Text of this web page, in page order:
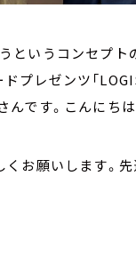
というコンセプト
プレゼンツ「
です。こんにちは
くお願いします。